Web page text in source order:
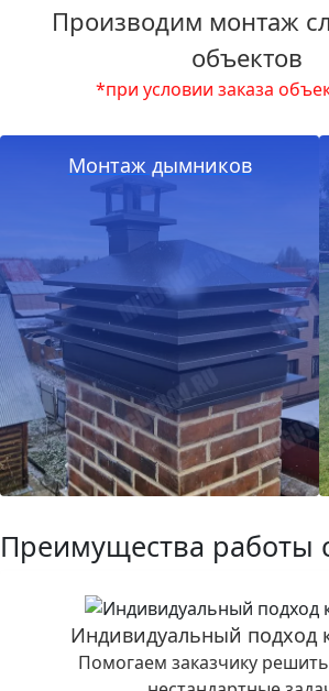
Производим монтаж
объектов
*при условии заказа
Монтаж дымников
Преимущества работы
Индивидуальный подход
Помогаем заказчику